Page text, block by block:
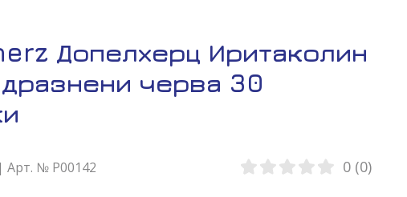
Допелхерц Иритаколин
черва 30
| Арт. № P00142 0 (0)